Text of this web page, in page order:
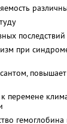
последствий
при
перемене